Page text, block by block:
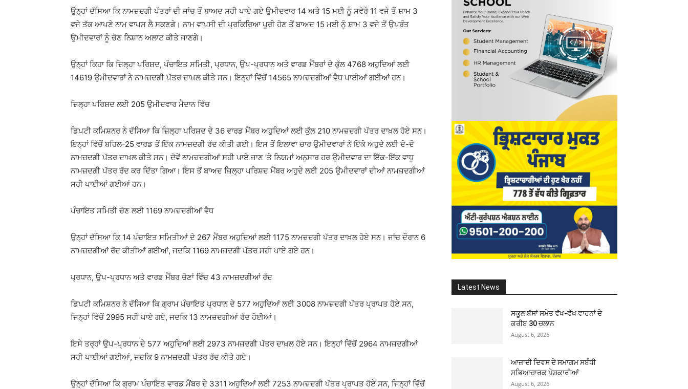
ਉਨ੍ਹਾਂ ਦੱਸਿਆ ਕਿ ਨਾਮਜ਼ਦਗੀ ਪੱਤਰਾਂ ਦੀ ਜਾਂਚ ਤੋਂ ਬਾਅਦ ਸਹੀ ਪਾਏ ਗਏ ਉਮੀਦਵਾਰ 14 ਅਤੇ 15 ਮਈ ਨੂੰ ਸਵੇਰੇ 11 ਵਜੇ ਤੋਂ ਸ਼ਾਮ 3
ਵਜੇ ਤੱਕ ਆਪਣੇ ਨਾਮ ਵਾਪਸ ਲੈ ਸਕਣਗੇ। ਨਾਮ ਵਾਪਸੀ ਦੀ ਪ੍ਰਕਿਰਿਆ ਪੂਰੀ ਹੋਣ ਤੋਂ ਬਾਅਦ 15 ਮਈ ਨੂੰ ਸ਼ਾਮ 3 ਵਜੇ ਤੋਂ ਉਪਰੰਤ
ਉਮੀਦਵਾਰਾਂ ਨੂੰ ਚੋਣ ਨਿਸ਼ਾਨ ਅਲਾਟ ਕੀਤੇ ਜਾਣਗੇ।
ਉਨ੍ਹਾਂ ਕਿਹਾ ਕਿ ਜ਼ਿਲ੍ਹਾ ਪਰਿਸ਼ਦ, ਪੰਚਾਇਤ ਸਮਿਤੀ, ਪ੍ਰਧਾਨ, ਉਪ-ਪ੍ਰਧਾਨ ਅਤੇ ਵਾਰਡ ਮੈਂਬਰਾਂ ਦੇ ਕੁੱਲ 4768 ਅਹੁਦਿਆਂ ਲਈ
14619 ਉਮੀਦਵਾਰਾਂ ਨੇ ਨਾਮਜ਼ਦਗੀ ਪੱਤਰ ਦਾਖ਼ਲ ਕੀਤੇ ਸਨ। ਇਨ੍ਹਾਂ ਵਿੱਚੋਂ 14565 ਨਾਮਜ਼ਦਗੀਆਂ ਵੈਧ ਪਾਈਆਂ ਗਈਆਂ ਹਨ।
ਜ਼ਿਲ੍ਹਾ ਪਰਿਸ਼ਦ ਲਈ 205 ਉਮੀਦਵਾਰ ਮੈਦਾਨ ਵਿੱਚ
ਡਿਪਟੀ ਕਮਿਸ਼ਨਰ ਨੇ ਦੱਸਿਆ ਕਿ ਜ਼ਿਲ੍ਹਾ ਪਰਿਸ਼ਦ ਦੇ 36 ਵਾਰਡ ਮੈਂਬਰ ਅਹੁਦਿਆਂ ਲਈ ਕੁੱਲ 210 ਨਾਮਜ਼ਦਗੀ ਪੱਤਰ ਦਾਖ਼ਲ ਹੋਏ ਸਨ।
ਇਨ੍ਹਾਂ ਵਿੱਚੋਂ ਬਹਿਲ-25 ਵਾਰਡ ਤੋਂ ਇੱਕ ਨਾਮਜ਼ਦਗੀ ਰੱਦ ਕੀਤੀ ਗਈ। ਇਸ ਤੋਂ ਇਲਾਵਾ ਚਾਰ ਉਮੀਦਵਾਰਾਂ ਨੇ ਇੱਕੋ ਅਹੁਦੇ ਲਈ ਦੋ-ਦੋ
ਨਾਮਜ਼ਦਗੀ ਪੱਤਰ ਦਾਖ਼ਲ ਕੀਤੇ ਸਨ। ਦੋਵੇਂ ਨਾਮਜ਼ਦਗੀਆਂ ਸਹੀ ਪਾਏ ਜਾਣ ’ਤੇ ਨਿਯਮਾਂ ਅਨੁਸਾਰ ਹਰ ਉਮੀਦਵਾਰ ਦਾ ਇੱਕ-ਇੱਕ ਵਾਧੂ
ਨਾਮਜ਼ਦਗੀ ਪੱਤਰ ਰੱਦ ਕਰ ਦਿੱਤਾ ਗਿਆ। ਇਸ ਤੋਂ ਬਾਅਦ ਜ਼ਿਲ੍ਹਾ ਪਰਿਸ਼ਦ ਮੈਂਬਰ ਅਹੁਦੇ ਲਈ 205 ਉਮੀਦਵਾਰਾਂ ਦੀਆਂ ਨਾਮਜ਼ਦਗੀਆਂ
ਸਹੀ ਪਾਈਆਂ ਗਈਆਂ ਹਨ।
ਪੰਚਾਇਤ ਸਮਿਤੀ ਚੋਣ ਲਈ 1169 ਨਾਮਜ਼ਦਗੀਆਂ ਵੈਧ
ਉਨ੍ਹਾਂ ਦੱਸਿਆ ਕਿ 14 ਪੰਚਾਇਤ ਸਮਿਤੀਆਂ ਦੇ 267 ਮੈਂਬਰ ਅਹੁਦਿਆਂ ਲਈ 1175 ਨਾਮਜ਼ਦਗੀ ਪੱਤਰ ਦਾਖ਼ਲ ਹੋਏ ਸਨ। ਜਾਂਚ ਦੌਰਾਨ 6
ਨਾਮਜ਼ਦਗੀਆਂ ਰੱਦ ਕੀਤੀਆਂ ਗਈਆਂ, ਜਦਕਿ 1169 ਨਾਮਜ਼ਦਗੀ ਪੱਤਰ ਸਹੀ ਪਾਏ ਗਏ ਹਨ।
ਪ੍ਰਧਾਨ, ਉਪ-ਪ੍ਰਧਾਨ ਅਤੇ ਵਾਰਡ ਮੈਂਬਰ ਚੋਣਾਂ ਵਿੱਚ 43 ਨਾਮਜ਼ਦਗੀਆਂ ਰੱਦ
ਡਿਪਟੀ ਕਮਿਸ਼ਨਰ ਨੇ ਦੱਸਿਆ ਕਿ ਗ੍ਰਾਮ ਪੰਚਾਇਤ ਪ੍ਰਧਾਨ ਦੇ 577 ਅਹੁਦਿਆਂ ਲਈ 3008 ਨਾਮਜ਼ਦਗੀ ਪੱਤਰ ਪ੍ਰਾਪਤ ਹੋਏ ਸਨ,
ਜਿਨ੍ਹਾਂ ਵਿੱਚੋਂ 2995 ਸਹੀ ਪਾਏ ਗਏ, ਜਦਕਿ 13 ਨਾਮਜ਼ਦਗੀਆਂ ਰੱਦ ਹੋਈਆਂ।
ਇਸੇ ਤਰ੍ਹਾਂ ਉਪ-ਪ੍ਰਧਾਨ ਦੇ 577 ਅਹੁਦਿਆਂ ਲਈ 2973 ਨਾਮਜ਼ਦਗੀ ਪੱਤਰ ਦਾਖ਼ਲ ਹੋਏ ਸਨ। ਇਨ੍ਹਾਂ ਵਿੱਚੋਂ 2964 ਨਾਮਜ਼ਦਗੀਆਂ
ਸਹੀ ਪਾਈਆਂ ਗਈਆਂ, ਜਦਕਿ 9 ਨਾਮਜ਼ਦਗੀ ਪੱਤਰ ਰੱਦ ਕੀਤੇ ਗਏ।
ਉਨ੍ਹਾਂ ਦੱਸਿਆ ਕਿ ਗ੍ਰਾਮ ਪੰਚਾਇਤ ਵਾਰਡ ਮੈਂਬਰ ਦੇ 3311 ਅਹੁਦਿਆਂ ਲਈ 7253 ਨਾਮਜ਼ਦਗੀ ਪੱਤਰ ਪ੍ਰਾਪਤ ਹੋਏ ਸਨ, ਜਿਨ੍ਹਾਂ ਵਿੱਚੋਂ
Latest News
ਸਕੂਲ ਬੱਸਾਂ ਸਮੇਤ ਵੱਖ-ਵੱਖ ਵਾਹਨਾਂ ਦੇ
ਕਰੀਬ 30 ਚਲਾਨ
August 6, 2026
ਆਜ਼ਾਦੀ ਦਿਵਸ ਦੇ ਸਮਾਗਮ ਸਬੰਧੀ
ਸਭਿਆਚਾਰਕ ਪੇਸ਼ਕਾਰੀਆਂ
August 6, 2026